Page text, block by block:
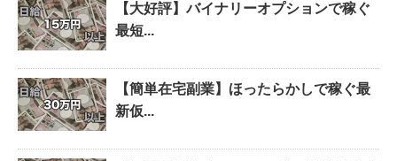
【大好評】バイナリーオプションで稼ぐ
最短...
【簡単在宅副業】ほったらかしで稼ぐ最
新仮...